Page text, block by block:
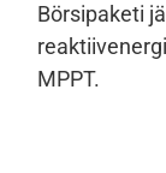
Börsipaketi
MPPT.